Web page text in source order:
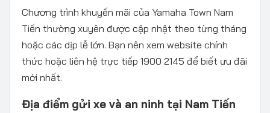
Chương trình khuyến mãi của Yamaha Town Nam
Tiến thường xuyên được cập nhật theo từng tháng
hoặc các dịp lễ lớn. Bạn nên xem website chính
thức hoặc liên hệ trực tiếp 1900 2145 để biết ưu đãi
mới nhất.
Địa điểm gửi xe và an ninh tại Nam Tiến